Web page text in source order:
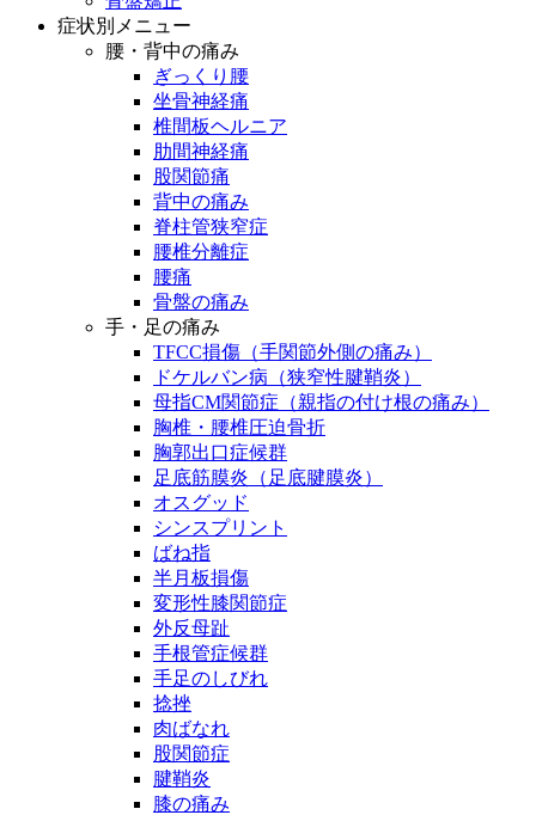
症状別メニュー
腰・背中の痛み
ぎっくり腰
坐骨神経痛
椎間板ヘルニア
肋間神経痛
股関節痛
背中の痛み
脊柱管狭窄症
腰椎分離症
腰痛
骨盤の痛み
手・足の痛み
TFCC損傷（手関節外側の痛み）
ドケルバン病（狭窄性腱鞘炎）
母指CM関節症（親指の付け根の痛み）
胸椎・腰椎圧迫骨折
胸郭出口症候群
足底筋膜炎（足底腱膜炎）
オスグッド
シンスプリント
ばね指
半月板損傷
変形性膝関節症
外反母趾
手根管症候群
手足のしびれ
捻挫
肉ばなれ
股関節症
腱鞘炎
膝の痛み